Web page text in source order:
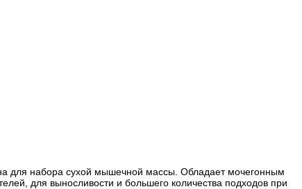
для набора сухой мышечной массы. Обладает мочегонным
для выносливости и большего количества подходов при